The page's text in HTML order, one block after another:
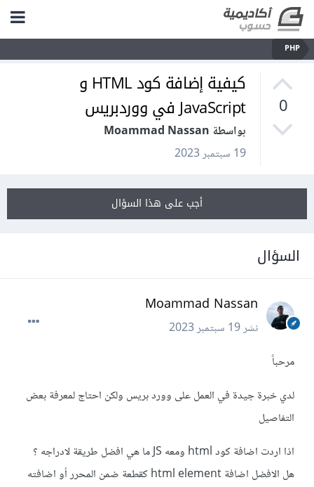
PHP
0
كيفية إضافة كود HTML و
JavaScript في ووردبريس
بواسطة Moammad Nassan
19 سبتمبر 2023
أجب على هذا السؤال
السؤال
Moammad Nassan
نشر19 سبتمبر 2023
مرحباً
لدي خبرة جيدة في العمل على وورد بريس ولكن احتاج لمعرفة بعض
التفاصيل
اذا اردت اضافة كود html ومعه JS ما هي افضل طريقة لادراجه ؟
هل الافضل اضافة html element كقطعة ضمن المحرر أو اضافته